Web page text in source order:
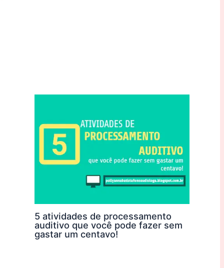
5 atividades de processamento
auditivo que você pode fazer sem
gastar um centavo!